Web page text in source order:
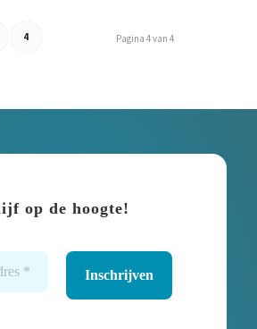
Pagina 4 van 4
4
op de hoogte!